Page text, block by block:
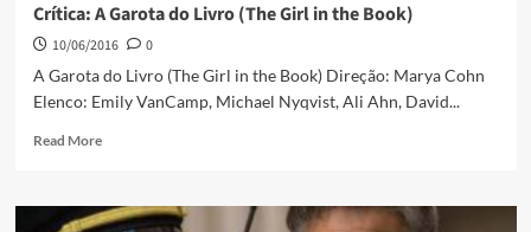
Crítica: A Garota do Livro (The Girl in the Book)
10/06/2016
0
A Garota do Livro (The Girl in the Book) Direção: Marya Cohn
Elenco: Emily VanCamp, Michael Nyqvist, Ali Ahn, David...
Read More